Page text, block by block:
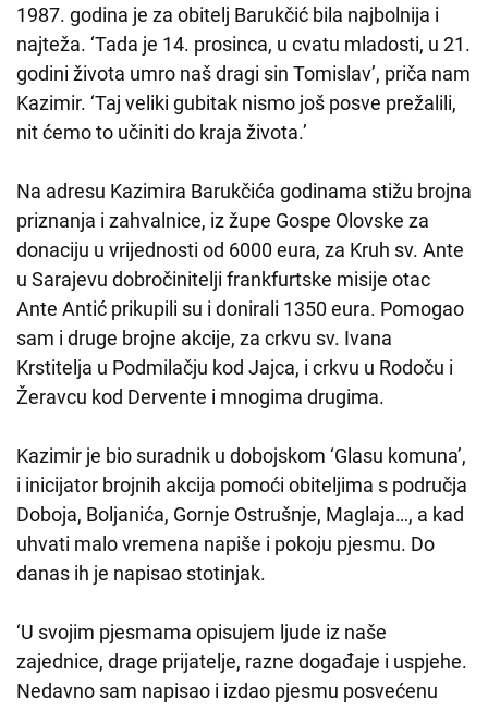
1987. godina je za obitelj Barukčić bila najbolnija i
najteža. ‘Tada je 14. prosinca, u cvatu mladosti, u 21.
godini života umro naš dragi sin Tomislav’, priča nam
Kazimir. ‘Taj veliki gubitak nismo još posve prežalili,
nit ćemo to učiniti do kraja života.’
Na adresu Kazimira Barukčića godinama stižu brojna
priznanja i zahvalnice, iz župe Gospe Olovske za
donaciju u vrijednosti od 6000 eura, za Kruh sv. Ante
u Sarajevu dobročinitelji frankfurtske misije otac
Ante Antić prikupili su i donirali 1350 eura. Pomogao
sam i druge brojne akcije, za crkvu sv. Ivana
Krstitelja u Podmilačju kod Jajca, i crkvu u Rodoču i
Žeravcu kod Dervente i mnogima drugima.
Kazimir je bio suradnik u dobojskom ‘Glasu komuna’,
i inicijator brojnih akcija pomoći obiteljima s područja
Doboja, Boljanića, Gornje Ostrušnje, Maglaja…, a kad
uhvati malo vremena napiše i pokoju pjesmu. Do
danas ih je napisao stotinjak.
‘U svojim pjesmama opisujem ljude iz naše
zajednice, drage prijatelje, razne događaje i uspjehe.
Nedavno sam napisao i izdao pjesmu posvećenu